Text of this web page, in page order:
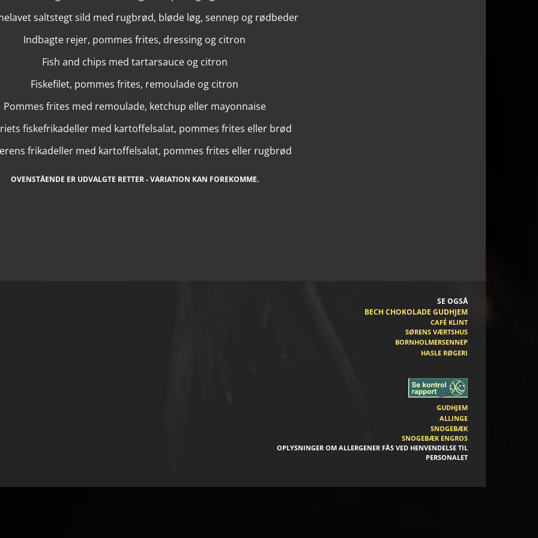
saltstegt sild med rugbrød, bløde løg, sennep og rødbeder
Indbagte rejer, pommes frites, dressing og citron
Fish and chips med tartarsauce og citron
Fiskefilet, pommes frites, remoulade og citron
Pommes frites med remoulade, ketchup eller mayonnaise
fiskefrikadeller med kartoffelsalat, pommes frites eller brød
frikadeller med kartoffelsalat, pommes frites eller rugbrød
OVENSTÅENDE ER UDVALGTE RETTER - VARIATION KAN FOREKOMME.
SE OGSÅ
BECH CHOKOLADE GUDHJEM
CAFÉ KLINT
SØRENS VÆRTSHUS
BORNHOLMERSENNEP
HASLE RØGERI
GUDHJEM
ALLINGE
SNOGEBÆK
SNOGEBÆK ENGROS
OPLYSNINGER OM ALLERGENER FÅS VED HENVENDELSE TIL
PERSONALET